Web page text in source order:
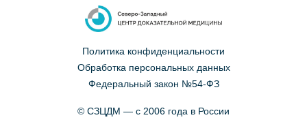
Политика конфиденциальности
Обработка персональных данных
Федеральный закон №54-ФЗ
© СЗЦДМ — с 2006 года в России